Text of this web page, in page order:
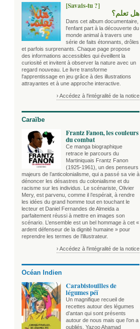
[Savais-tu ?]
هل تعلم؟
Dans cet album documentaire,
l'enfant part à la découverte du
monde animal à travers une
série de faits étonnants, drôles
et parfois surprenants. Chaque page propose
des informations accessibles qui éveillent la
curiosité et invitent à observer la nature avec un
regard nouveau. Le livre transforme
l'apprentissage en jeu grâce à des illustrations
attrayantes et à une approche interactive.
› Accédez à l'intégralité de la notice
Caraïbe
Frantz Fanon, les couleurs
du combat
Ce manga biographique
retrace le parcours du
Martiniquais Frantz Fanon
(1925-1961), un des penseurs
majeurs de l’anticolonialisme, qui a passé sa vie à
dénoncer les désastres du colonialisme et du
racisme sur les individus. Le scénariste, Olivier
Mery, est parvenu, comme il l’espérait, à rendre
les idées du grand homme tout en touchant le
lecteur et Daniel Fernandes de Almeida a
parfaitement réussi à mettre en images son
scénario. L’ensemble est un bel hommage à cet «
ardent défenseur de la dignité humaine » pour
reprendre les termes de l’illustrateur.
› Accédez à l'intégralité de la notice
Océan Indien
Carabistouilles de
légumes péï
Un magnifique recueil de
recettes autour des légumes
d’antan qui sont présents
autour de nous mais que l’on a
oubliés. Yazoo Ahamad